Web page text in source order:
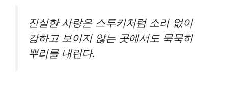
진실한 사랑은 스투키처럼 소리 없이
강하고 보이지 않는 곳에서도 묵묵히
뿌리를 내린다.